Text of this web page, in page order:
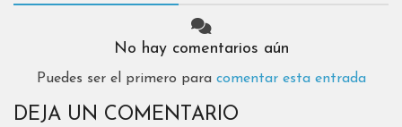
No hay comentarios aún
Puedes ser el primero para comentar esta entrada
DEJA UN COMENTARIO